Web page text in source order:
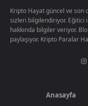
Kripto Hayat güncel ve
sizleri bilgilendiriyor. Eğitici
hakkında bilgiler veriyor.
paylaşıyor. Kripto Paralar
Anasayfa